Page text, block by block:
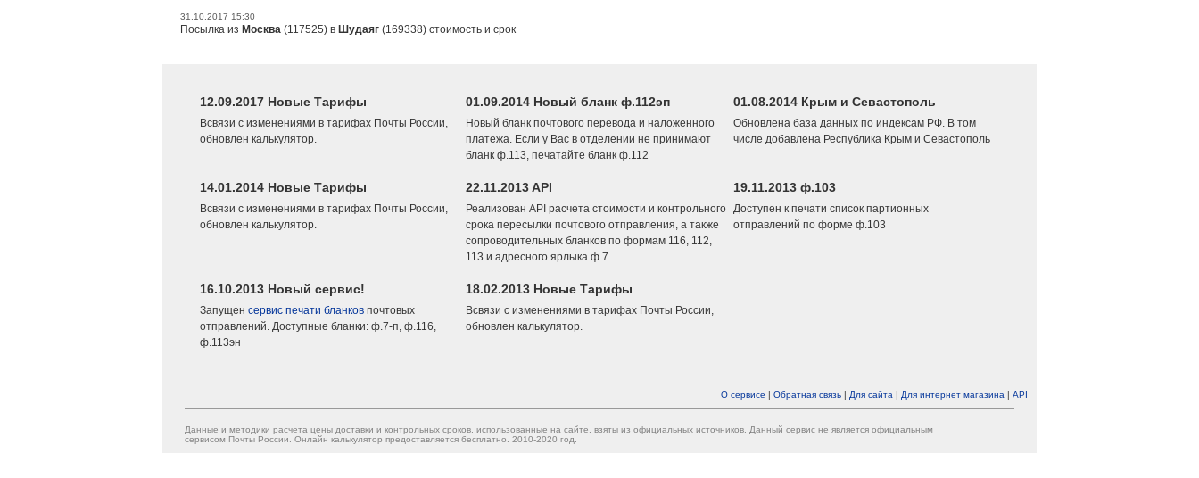
31.10.2017 15:30
Посылка из Москва (117525) в Шудаяг (169338) стоимость и срок
12.09.2017 Новые Тарифы
Всвязи с изменениями в тарифах Почты России,
обновлен калькулятор.
01.09.2014 Новый бланк ф.112эп
Новый бланк почтового перевода и наложенного
платежа. Если у Вас в отделении не принимают
бланк ф.113, печатайте бланк ф.112
01.08.2014 Крым и Севастополь
Обновлена база данных по индексам РФ. В том
числе добавлена Республика Крым и Севастополь
14.01.2014 Новые Тарифы
Всвязи с изменениями в тарифах Почты России,
обновлен калькулятор.
22.11.2013 API
Реализован API расчета стоимости и контрольного
срока пересылки почтового отправления, а также
сопроводительных бланков по формам 116, 112,
113 и адресного ярлыка ф.7
19.11.2013 ф.103
Доступен к печати список партионных
отправлений по форме ф.103
16.10.2013 Новый сервис!
Запущен сервис печати бланков почтовых
отправлений. Доступные бланки: ф.7-п, ф.116,
ф.113эн
18.02.2013 Новые Тарифы
Всвязи с изменениями в тарифах Почты России,
обновлен калькулятор.
О сервисе | Обратная связь | Для сайта | Для интернет магазина | API
Данные и методики расчета цены доставки и контрольных сроков, использованные на сайте, взяты из официальных источников. Данный сервис не является официальным
сервисом Почты России. Онлайн калькулятор предоставляется бесплатно. 2010-2020 год.